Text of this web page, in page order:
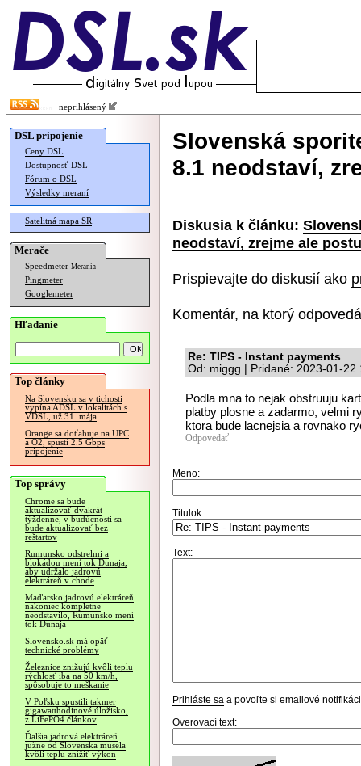
neprihlásený
DSL pripojenie
Ceny DSL
Dostupnosť DSL
Fórum o DSL
Výsledky meraní
Satelitná mapa SR
Merače
Speedmeter Merania
Pingmeter
Googlemeter
Hľadanie
Top články
Na Slovensku sa v tichosti
vypína ADSL v lokalitách s
VDSL, už 31. mája
Orange sa doťahuje na UPC
a O2, spustí 2.5 Gbps
pripojenie
Top správy
Chrome sa bude
aktualizovať dvakrát
týždenne, v budúcnosti sa
bude aktualizovať bez
reštartov
Rumunsko odstrelmi a
blokádou mení tok Dunaja,
aby udržalo jadrovú
elektráreň v chode
Maďarsko jadrovú elektráreň
nakoniec kompletne
neodstavilo, Rumunsko mení
tok Dunaja
Slovensko.sk má opäť
technické problémy
Železnice znižujú kvôli teplu
rýchlosť iba na 50 km/h,
spôsobuje to meškanie
V Poľsku spustili takmer
gigawatthodinové úložisko,
z LiFePO4 článkov
Ďalšia jadrová elektráreň
južne od Slovenska musela
kvôli teplu znížiť výkon
Slovenská
8.1 neodstaví,
Diskusia k článku:
neodstaví, zrejme ale
Prispievajte do diskusií ako
Komentár, na ktorý
Re: TIPS - Instant payments
Od: miggg | Pridané: 2023-01-22
Podla mna to nejak obstruuju
platby plosne a zadarmo, velmi
ktora bude lacnejsia a rovnako
Odpovedať
Meno:
Titulok:
Text:
Prihláste sa a povoľte si emailové
Overovací text: